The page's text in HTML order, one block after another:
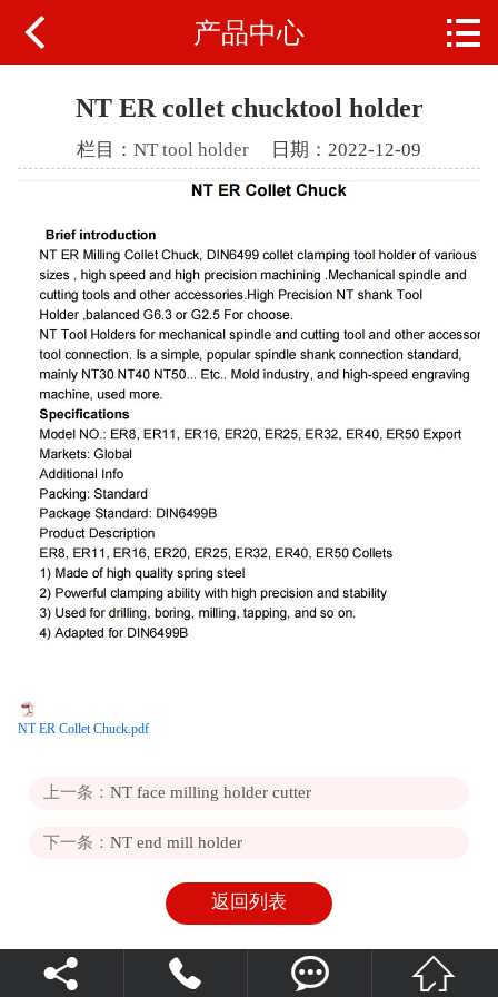
PRODUCTS
VIDEO
NEWS
 产品中心 
NT ER collet chucktool holder
栏目： NT tool holder 日期：2022-12-09
NT ER Collet Chuck.pdf
上一条： NT face milling holder cutter
下一条： NT end mill holder
返回列表
   